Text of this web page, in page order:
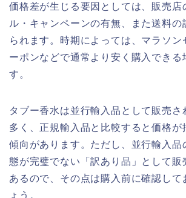
価格差が生じる要因としては、販売店
ル・キャンペーンの有無、また送料の
られます。時期によっては、マラソン
ーポンなどで通常より安く購入できる
す。
タブー香水は並行輸入品として販売さ
多く、正規輸入品と比較すると価格が
傾向があります。ただし、並行輸入品
態が完璧でない「訳あり品」として販
あるので、その点は購入前に確認して
ょう。